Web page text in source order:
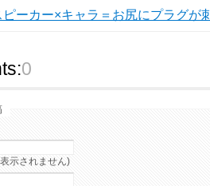
ーカー×キャラ＝お尻にプラグが
0
示されません)